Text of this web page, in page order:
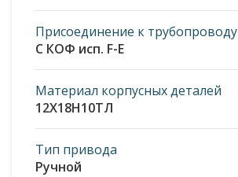
Присоединение к трубопроводу
С КОФ исп. F-E
Материал корпусных деталей
12Х18Н10ТЛ
Тип привода
Ручной